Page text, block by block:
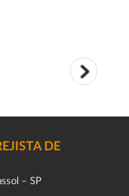
DE
– SP